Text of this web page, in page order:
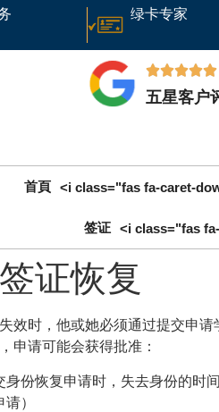
绿卡专家
五星客户
首頁 <i class="fas fa-caret-
签证 <i class="fas
证恢复
效时，他或她必须通过提交申请
申请可能会获得批准：
身份恢复申请时，失去身份的时
）